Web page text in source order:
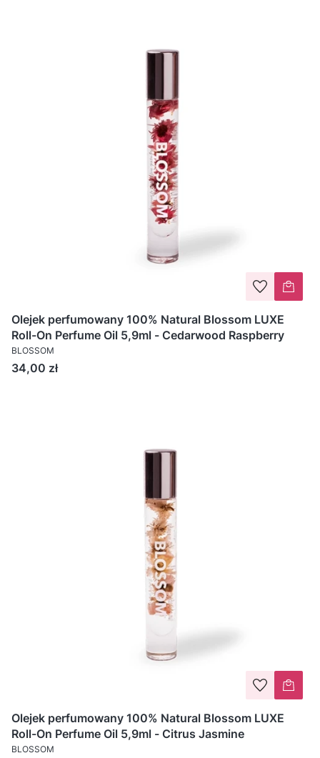
Olejek perfumowany 100% Natural Blossom LUXE
Roll-On Perfume Oil 5,9ml - Cedarwood Raspberry
BLOSSOM
Cena
34,00 zł
Olejek perfumowany 100% Natural Blossom LUXE
Roll-On Perfume Oil 5,9ml - Citrus Jasmine
BLOSSOM